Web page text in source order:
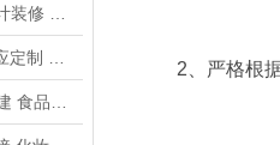
2、严格根